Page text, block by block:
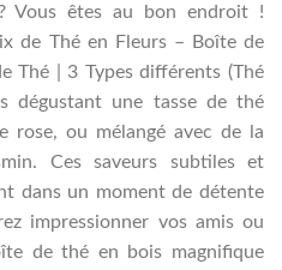
Vous êtes au bon endroit !
de Thé en Fleurs – Boîte de
Thé | 3 Types différents (Thé
dégustant une tasse de thé
rose, ou mélangé avec de la
Ces saveurs subtiles et
dans un moment de détente
impressionner vos amis ou
de thé en bois magnifique